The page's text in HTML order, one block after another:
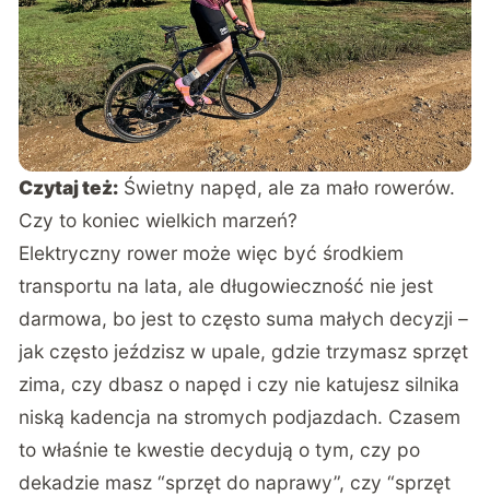
Czytaj też: Świetny napęd, ale za mało rowerów.
Czy to koniec wielkich marzeń?
Elektryczny rower może więc być środkiem
transportu na lata, ale długowieczność nie jest
darmowa, bo jest to często suma małych decyzji –
jak często jeździsz w upale, gdzie trzymasz sprzęt
zima, czy dbasz o napęd i czy nie katujesz silnika
niską kadencja na stromych podjazdach. Czasem
to właśnie te kwestie decydują o tym, czy po
dekadzie masz “sprzęt do naprawy”, czy “sprzęt